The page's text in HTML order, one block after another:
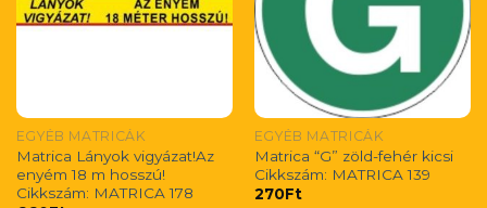
EGYÉB MATRICÁK
Matrica Lányok vigyázat!Az
enyém 18 m hosszú!
Cikkszám: MATRICA 178
EGYÉB MATRICÁK
Matrica “G” zöld-fehér kicsi
Cikkszám: MATRICA 139
270Ft